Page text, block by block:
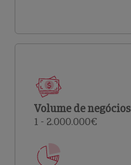
Volume de negócios
1 - 2.000.000€